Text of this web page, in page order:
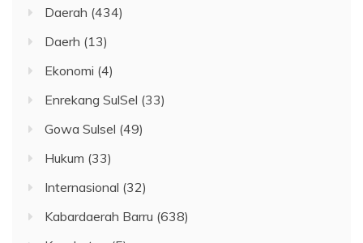
Daerah (434)
Daerh (13)
Ekonomi (4)
Enrekang SulSel (33)
Gowa Sulsel (49)
Hukum (33)
Internasional (32)
Kabardaerah Barru (638)